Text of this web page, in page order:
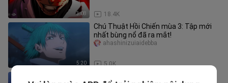
3:08 18.4K
5:20
Chú Thuật Hồi Chiến mùa 3: Tập mới
nhất bùng nổ đã ra mắt!
5.0K
ahashinizuiaidebba